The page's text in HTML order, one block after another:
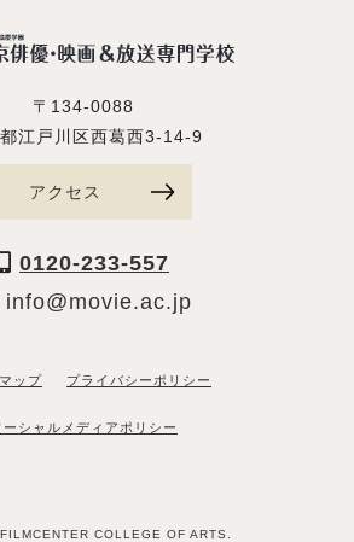
〒134-0088
江戸川区西葛西3-14-9
アクセス
0120-233-557
info@movie.ac.jp
ップ プライバシーポリシー
ーシャルメディアポリシー
COLLEGE OF ARTS.